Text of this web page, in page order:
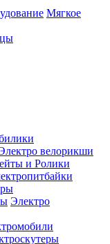
Мягкое
велорикши
и Ролики
Электро